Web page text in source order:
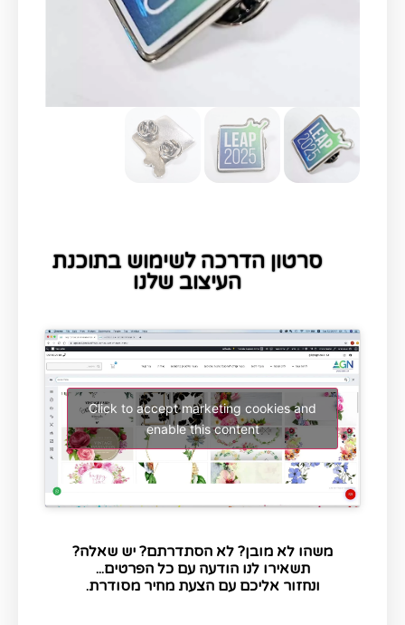
סרטון הדרכה לשימוש בתוכנת
העיצוב שלנו
Click to accept marketing cookies and
enable this content
משהו לא מובן? לא הסתדרתם? יש שאלה?
תשאירו לנו הודעה עם כל הפרטים...
ונחזור אליכם עם הצעת מחיר מסודרת.